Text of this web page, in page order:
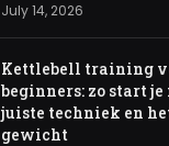
July 14, 2026
Kettlebell training
beginners: zo start je
juiste techniek en
gewicht